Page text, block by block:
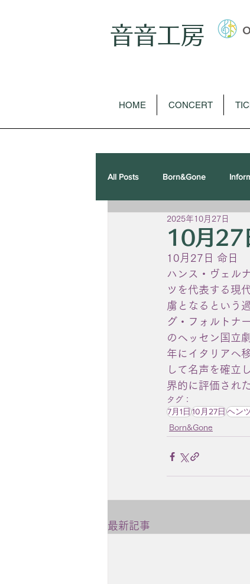
音音工房
HOME CONCERT
All Posts Born&Gone
オペラ ピアノ
10月27
2025年10月27日
10月27日 命日
ハンス・ヴェル
ツを代表する現
虜となるという
グ・フォルトナ
のヘッセン国立
年にイタリアへ
して名声を確立
界的に評価され
タグ：
7月1日10月27日ヘン
Born&Gone
最新記事